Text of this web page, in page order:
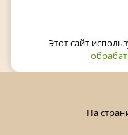
Этот сайт
На